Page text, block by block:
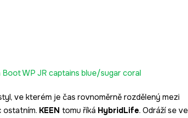
Boot WP JR captains blue/sugar coral
ve kterém je čas rovnoměrně rozdělený mezi
ostatním. KEEN tomu říká HybridLife. Odráží se ve